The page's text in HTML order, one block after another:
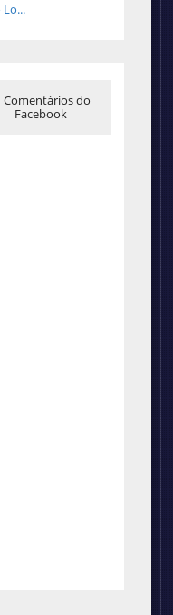
Comentários do
Facebook